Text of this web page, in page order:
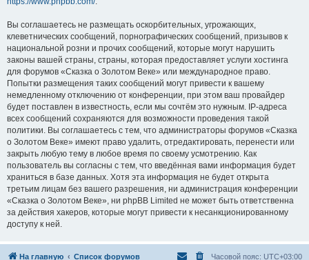
Вы соглашаетесь не размещать оскорбительных, угрожающих,
клеветнических сообщений, порнографических сообщений, призывов к
национальной розни и прочих сообщений, которые могут нарушить
законы вашей страны, страны, которая предоставляет услуги хостинга
для форумов «Сказка о Золотом Веке» или международное право.
Попытки размещения таких сообщений могут привести к вашему
немедленному отключению от конференции, при этом ваш провайдер
будет поставлен в известность, если мы сочтём это нужным. IP-адреса
всех сообщений сохраняются для возможности проведения такой
политики. Вы соглашаетесь с тем, что администраторы форумов «Сказка
о Золотом Веке» имеют право удалить, отредактировать, перенести или
закрыть любую тему в любое время по своему усмотрению. Как
пользователь вы согласны с тем, что введённая вами информация будет
храниться в базе данных. Хотя эта информация не будет открыта
третьим лицам без вашего разрешения, ни администрация конференции
«Сказка о Золотом Веке», ни phpBB Limited не может быть ответственна
за действия хакеров, которые могут привести к несанкционированному
доступу к ней.
На главную Список форумов Часовой пояс: UTC+03:00